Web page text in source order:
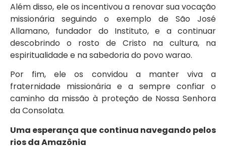
Além disso, ele os incentivou a renovar sua vocação
missionária seguindo o exemplo de São José
Allamano, fundador do Instituto, e a continuar
descobrindo o rosto de Cristo na cultura, na
espiritualidade e na sabedoria do povo warao.
Por fim, ele os convidou a manter viva a
fraternidade missionária e a sempre confiar o
caminho da missão à proteção de Nossa Senhora
da Consolata.
Uma esperança que continua navegando pelos
rios da Amazônia